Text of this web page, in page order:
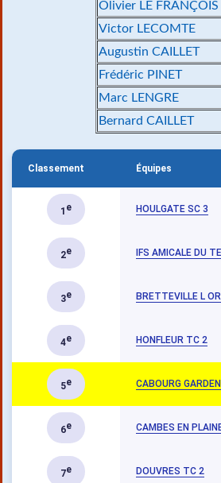
Olivier LE FRANÇOIS
Victor LECOMTE
Augustin CAILLET
Frédéric PINET
Marc LENGRE
Bernard CAILLET
Classement Équipes
1 e HOULGATE SC 3
2e IFS AMICALE DU
3e BRETTEVILLE L
4e HONFLEUR TC 2
5e CABOURG
6e CAMBES EN
7e DOUVRES TC 2